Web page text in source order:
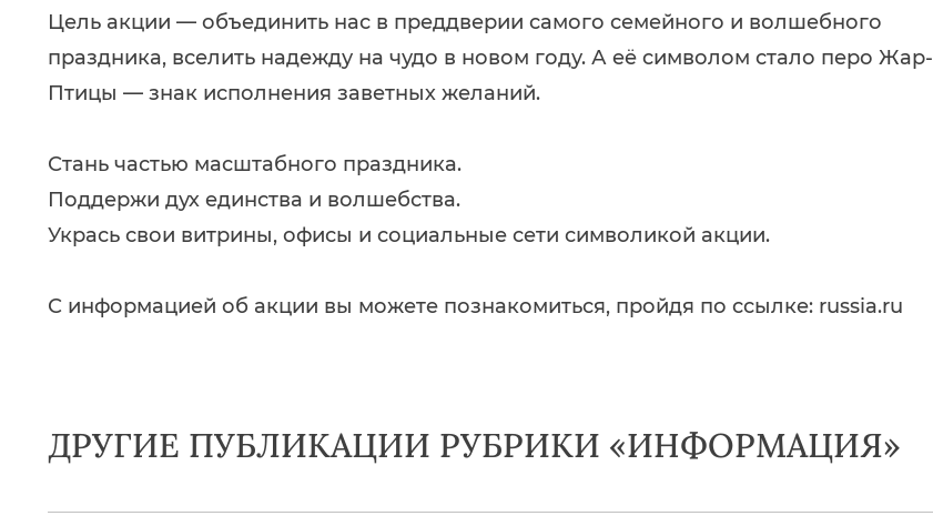
Цель акции — объединить нас в преддверии самого семейного и волшебного
праздника, вселить надежду на чудо в новом году. А её символом стало перо Жар-
Птицы — знак исполнения заветных желаний.
Стань частью масштабного праздника.
Поддержи дух единства и волшебства.
Укрась свои витрины, офисы и социальные сети символикой акции.
С информацией об акции вы можете познакомиться, пройдя по ссылке: russia.ru
ДРУГИЕ ПУБЛИКАЦИИ РУБРИКИ «ИНФОРМАЦИЯ»